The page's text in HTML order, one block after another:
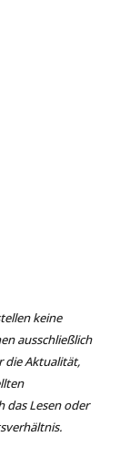
keine
ausschließlich
die Aktualität,
Lesen oder